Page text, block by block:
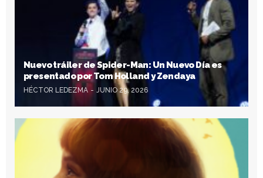
Nuevo tráiler de Spider-Man: Un Nuevo Día es
presentado por Tom Holland y Zendaya
HÉCTOR LEDEZMA JUNIO 29, 2026